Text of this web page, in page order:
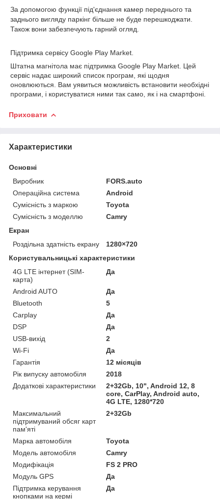
За допомогою функції під'єднання камер переднього та
заднього вигляду паркінг більше не буде перешкоджати.
Також вони забезпечують гарний огляд.
Підтримка сервісу Google Play Market.
Штатна магнітола має підтримка Google Play Market. Цей
сервіс надає широкий список програм, які щодня
оновлюються. Вам уявиться можливість встановити необхідні
програми, і користуватися ними так само, як і на смартфоні.
Приховати
Характеристики
Основні
Виробник
FORS.auto
Операційна система
Android
Сумісність з маркою
Toyota
Сумісність з моделлю
Camry
Екран
Роздільна здатність екрану
1280×720
Користувальницькі характеристики
4G LTE інтернет (SIM-
карта)
Да
Android AUTO
Да
Bluetooth
5
Carplay
Да
DSP
Да
USB-вихід
2
Wi-Fi
Да
Гарантія
12 місяців
Рік випуску автомобіля
2018
Додаткові характеристики
2+32Gb, 10", Android 12, 8
core, CarPlay, Android auto,
4G LTE, 1280*720
Максимальний
підтримуваний обсяг карт
пам'яті
2+32Gb
Марка автомобіля
Toyota
Модель автомобіля
Camry
Модифікація
FS 2 PRO
Модуль GPS
Да
Підтримка керування
кнопками на кермі
Да